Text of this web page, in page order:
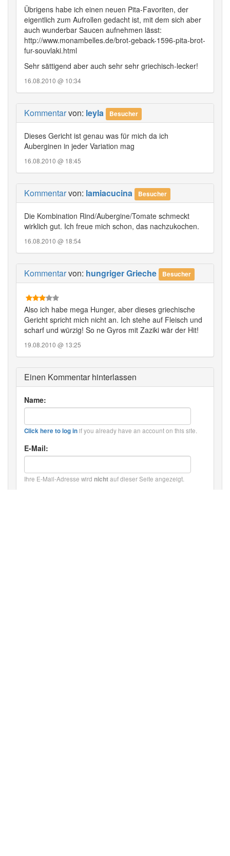
Übrigens habe ich einen neuen Pita-Favoriten, der
eigentlich zum Aufrollen gedacht ist, mit dem sich aber
auch wunderbar Saucen aufnehmen lässt:
http://www.monambelles.de/brot-geback-1596-pita-brot-
fur-souvlaki.html
Sehr sättigend aber auch sehr sehr griechisch-lecker!
16.08.2010 @ 10:34
Kommentarvon: leyla Besucher
Dieses Gericht ist genau was für mich da ich
Auberginen in jeder Variation mag
16.08.2010 @ 18:45
Kommentarvon: lamiacucina Besucher
Die Kombination Rind/Aubergine/Tomate schmeckt
wirklich gut. Ich freue mich schon, das nachzukochen.
16.08.2010 @ 18:54
Kommentarvon: hungriger Grieche Besucher
Also ich habe mega Hunger, aber dieses griechische
Gericht spricht mich nicht an. Ich stehe auf Fleisch und
scharf und würzig! So ne Gyros mit Zaziki wär der Hit!
19.08.2010 @ 13:25
Einen Kommentar hinterlassen
Name:
Click here to log inif you already have an account on this site.
E-Mail:
Ihre E-Mail-Adresse wird nichtauf dieser Seite angezeigt.